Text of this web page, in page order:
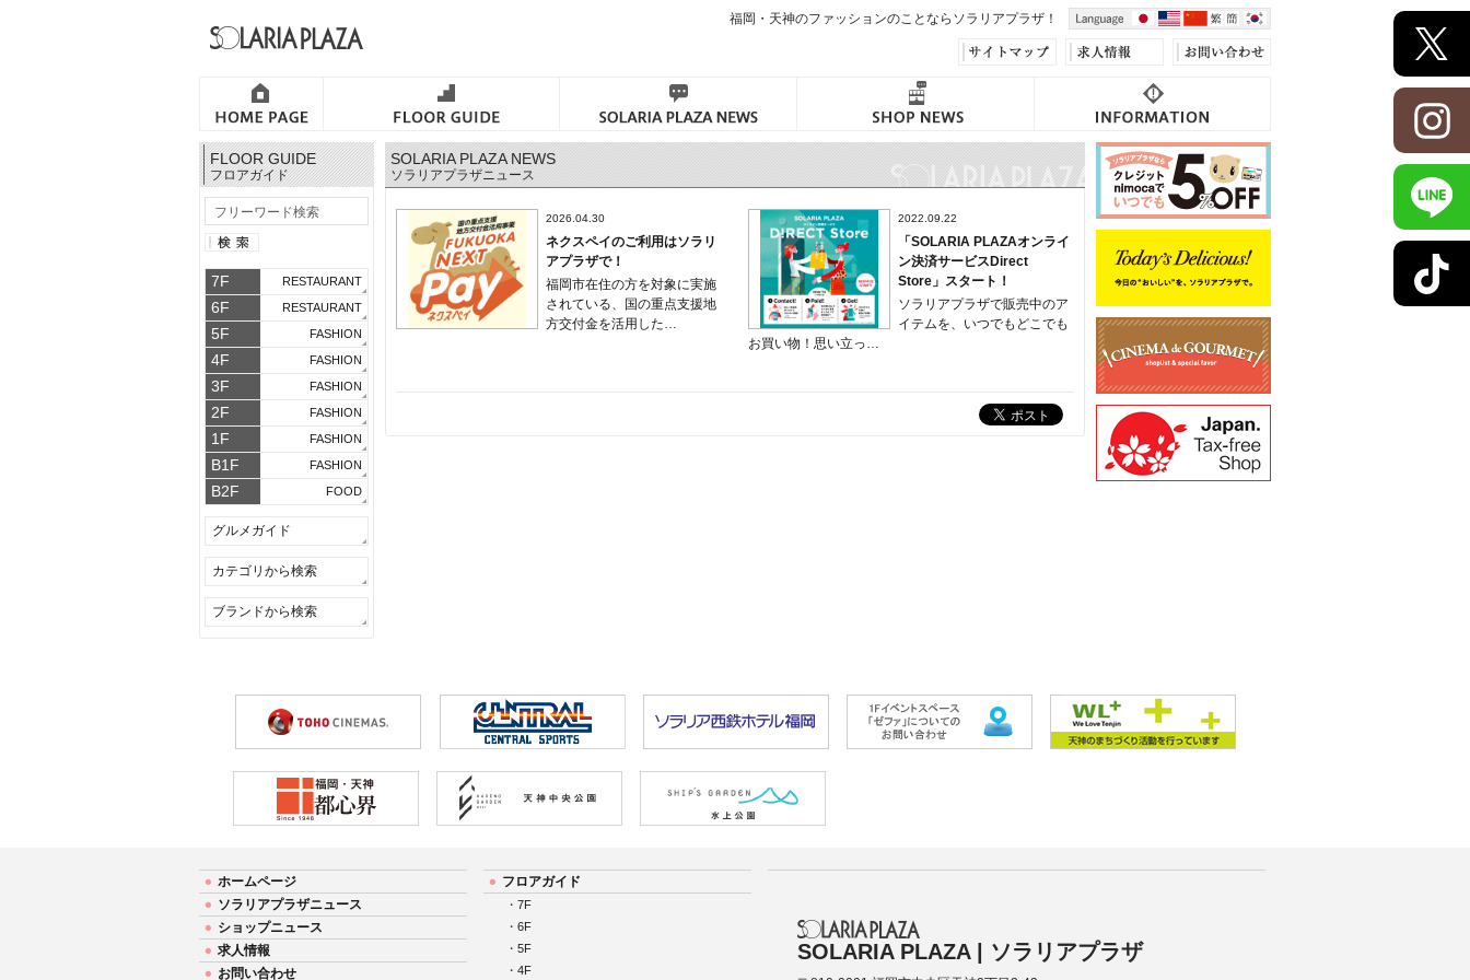
福岡・天神のファッションのことならソラリアプラザ！
FLOOR GUIDE
フロアガイド
7F RESTAURANT
6F RESTAURANT
5F FASHION
4F FASHION
3F FASHION
2F FASHION
1F FASHION
B1F FASHION
B2F FOOD
グルメガイド
カテゴリから検索
ブランドから検索
SOLARIA PLAZA NEWS
ソラリアプラザニュース
2026.04.30
ネクスペイのご利用はソラリ
アプラザで！
福岡市在住の方を対象に実施
されている、国の重点支援地
方交付金を活用した…
2022.09.22
「SOLARIA PLAZAオンライ
ン決済サービスDirect
Store」スタート！
ソラリアプラザで販売中のア
イテムを、いつでもどこでも
お買い物！思い立っ…
ホームページ
ソラリアプラザニュース
ショップニュース
求人情報
お問い合わせ
フロアガイド
・ 7F
・ 6F
・ 5F
・ 4F
SOLARIA PLAZA | ソラリアプラザ